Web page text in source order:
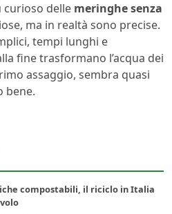
curioso delle meringhe senza
ma in realtà sono precise.
tempi lunghi e
fine trasformano l’acqua dei
assaggio, sembra quasi
bene.
compostabili, il riciclo in Italia